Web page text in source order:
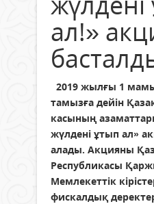
ал!»
2019 жылғы 1
тамызға дейін
касының
жүлдені ұтып ал»
алады. Акцияны
Республикасы
Мемлекеттік
фискалдық